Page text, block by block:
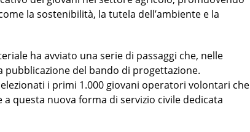
la sostenibilità, la tutela dell’ambiente e la
ha avviato una serie di passaggi che, nelle
del bando di progettazione.
i primi 1.000 giovani operatori volontari che
questa nuova forma di servizio civile dedicata